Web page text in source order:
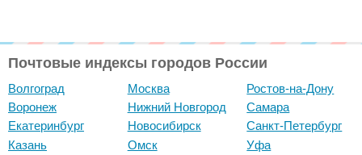
Почтовые индексы городов России
Волгоград
Воронеж
Екатеринбург
Казань
Москва
Нижний Новгород
Новосибирск
Омск
Ростов-на-Дону
Самара
Санкт-Петербург
Уфа